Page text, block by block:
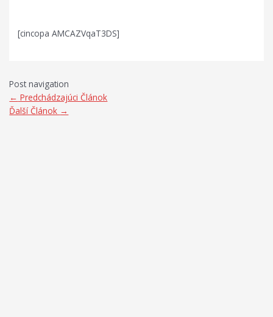
[cincopa AMCAZVqaT3DS]
Post navigation
← Predchádzajúci Článok
Ďalší Článok →